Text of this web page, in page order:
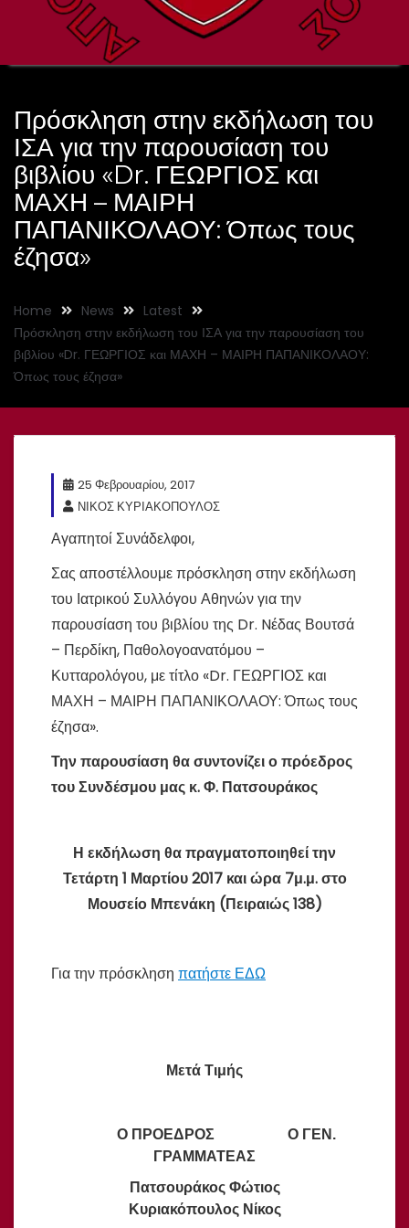
Πρόσκληση στην εκδήλωση του
ΙΣΑ για την παρουσίαση του
βιβλίου «Dr. ΓΕΩΡΓΙΟΣ και
ΜΑΧΗ – ΜΑΙΡΗ
ΠΑΠΑΝΙΚΟΛΑΟΥ: Όπως τους
έζησα»
Home News
Latest
Πρόσκληση στην εκδήλωση του ΙΣΑ για την παρουσίαση του
βιβλίου «Dr. ΓΕΩΡΓΙΟΣ και ΜΑΧΗ – ΜΑΙΡΗ ΠΑΠΑΝΙΚΟΛΑΟΥ:
Όπως τους έζησα»
25 Φεβρουαρίου, 2017
ΝΙΚΟΣ ΚΥΡΙΑΚΟΠΟΥΛΟΣ
Αγαπητοί Συνάδελφοι,
Σας αποστέλλουμε πρόσκληση στην εκδήλωση
του Ιατρικού Συλλόγου Αθηνών για την
παρουσίαση του βιβλίου της Dr. Nέδας Βουτσά
– Περδίκη, Παθολογοανατόμου –
Κυτταρολόγου, με τίτλο «Dr. ΓΕΩΡΓΙΟΣ και
ΜΑΧΗ – ΜΑΙΡΗ ΠΑΠΑΝΙΚΟΛΑΟΥ: Όπως τους
έζησα».
Την παρουσίαση θα συντονίζει ο πρόεδρος
του Συνδέσμου μας κ. Φ. Πατσουράκος
Η εκδήλωση θα πραγματοποιηθεί την
Τετάρτη 1 Μαρτίου 2017 και ώρα 7μ.μ. στο
Μουσείο Μπενάκη (Πειραιώς 138)
Για την πρόσκληση πατήστε ΕΔΩ
Μετά Τιμής
Ο ΠΡΟΕΔΡΟΣ Ο ΓΕΝ.
ΓΡΑΜΜΑΤΕΑΣ
Πατσουράκος Φώτιος
Κυριακόπουλος Νίκος